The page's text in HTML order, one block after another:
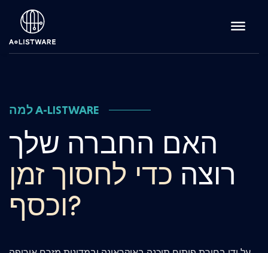
למה A-LISTWARE
האם החברה שלך
רוצה כדי לחסוך זמן
וכסף?